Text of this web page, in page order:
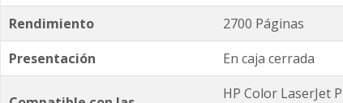
Rendimiento
2700 Páginas
Presentación
En caja cerrada
HP Color LaserJet